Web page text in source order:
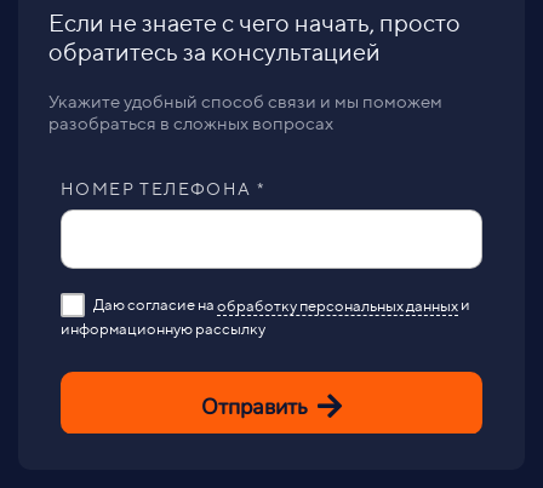
Если не знаете с чего начать, просто
обратитесь за консультацией
Укажите удобный способ связи и мы поможем
разобраться в сложных вопросах
НОМЕР ТЕЛЕФОНА *
Даю согласие на обработку персональных данных и
информационную рассылку
Отправить